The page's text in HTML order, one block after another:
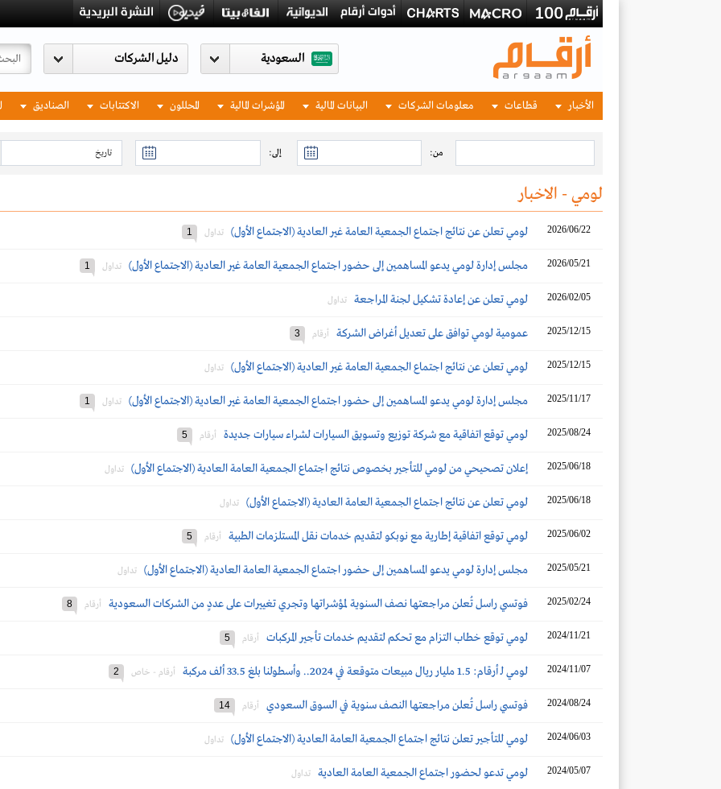
السعودية
الأخبار قطاعات معلومات الشركات البيانات المالية المؤشرات المالية المحللون الاكتتابات الصناديق
من: إلى:
لومي - الاخبار
2026/06/22 لومي تعلن عن نتائج اجتماع الجمعية العامة غير العادية (الاجتماع الأول) تداول 1
2026/05/21 مجلس إدارة لومي يدعو المساهمين إلى حضور اجتماع الجمعية العامة غير العادية (الاجتماع الأول) تداول 1
2026/02/05 لومي تعلن عن إعادة تشكيل لجنة المراجعة تداول
2025/12/15 عمومية لومي توافق على تعديل أغراض الشركة أرقام 3
2025/12/15 لومي تعلن عن نتائج اجتماع الجمعية العامة غير العادية (الاجتماع الأول) تداول
2025/11/17 مجلس إدارة لومي يدعو المساهمين إلى حضور اجتماع الجمعية العامة غير العادية (الاجتماع الأول) تداول 1
2025/08/24 لومي توقع اتفاقية مع شركة توزيع وتسويق السيارات لشراء سيارات جديدة أرقام 5
2025/06/18 إعلان تصحيحي من لومي للتأجير بخصوص نتائج اجتماع الجمعية العامة العادية (الاجتماع الأول) تداول
2025/06/18 لومي تعلن عن نتائج اجتماع الجمعية العامة العادية (الاجتماع الأول) تداول
2025/06/02 لومي توقع اتفاقية إطارية مع نوبكو لتقديم خدمات نقل المستلزمات الطبية أرقام 5
2025/05/21 مجلس إدارة لومي يدعو المساهمين إلى حضور اجتماع الجمعية العامة العادية (الاجتماع الأول) تداول
2025/02/24 فوتسي راسل تُعلن مراجعتها نصف السنوية لمؤشراتها وتجري تغييرات على عددٍ من الشركات السعودية أرقام 8
2024/11/21 لومي توقع خطاب التزام مع تحكم لتقديم خدمات تأجير المركبات أرقام 5
2024/11/07 لومي لـ أرقام: 1.5 مليار ريال مبيعات متوقعة في 2024.. وأسطولنا بلغ 33.5 ألف مركبة أرقام - خاص 2
2024/08/24 فوتسي راسل تُعلن مراجعتها النصف سنوية في السوق السعودي أرقام 14
2024/06/03 لومي للتأجير تعلن نتائج اجتماع الجمعية العامة العادية (الاجتماع الأول) تداول
2024/05/07 لومي تدعو لحضور اجتماع الجمعية العامة العادية تداول